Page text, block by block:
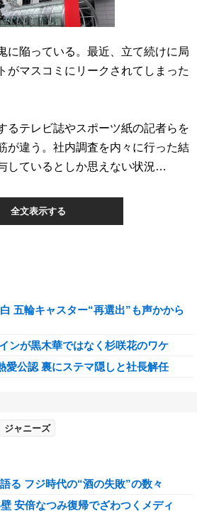
陥っている。最近、立て続けに局
がマスコミにリークされてしまった
るテレビ誌やスポーツ紙の記者らを
が違う。社内調査を内々に行った結
しているとしか思えない状況…
全文表示する
五輪キャスター“再選出”も声かから
ンが黒木華ではなく杉咲花のワケ
愛公認 裏にステマ隠しと社長解任
ジャニーズ
る フジ時代の“酒の失敗”の数々
安倍なつみ復帰でざわつくメディ